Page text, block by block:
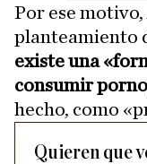
Por ese
planteamiento
existe una
consumir
hecho, como
Quieren que